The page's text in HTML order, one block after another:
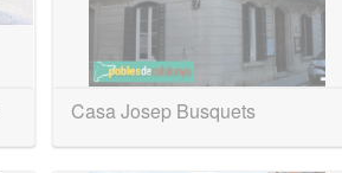
Casa Josep Busquets